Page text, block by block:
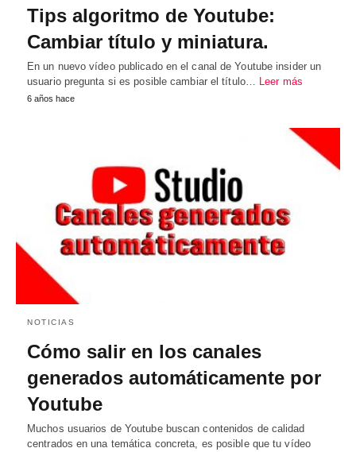
Tips algoritmo de Youtube:
Cambiar título y miniatura.
En un nuevo vídeo publicado en el canal de Youtube insider un
usuario pregunta si es posible cambiar el título… Leer más
6 años hace
NOTICIAS
Cómo salir en los canales
generados automáticamente por
Youtube
Muchos usuarios de Youtube buscan contenidos de calidad
centrados en una temática concreta, es posible que tu vídeo